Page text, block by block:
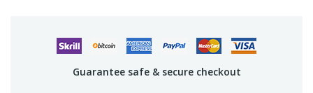
Guarantee safe & secure checkout